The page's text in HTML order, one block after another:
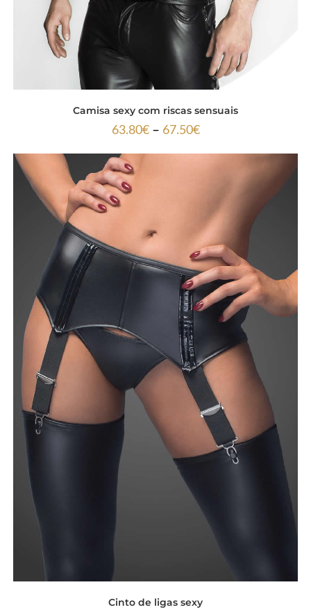
Camisa sexy com riscas sensuais
63.80€ – 67.50€
Cinto de ligas sexy